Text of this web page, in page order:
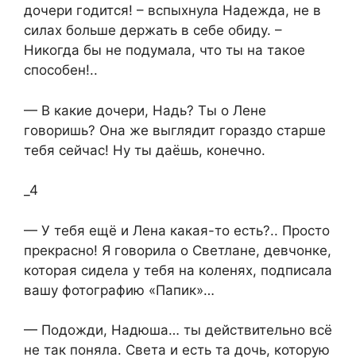
дочери годится! – вспыхнула Надежда, не в
силах больше держать в себе обиду. –
Никогда бы не подумала, что ты на такое
способен!..
— В какие дочери, Надь? Ты о Лене
говоришь? Она же выглядит гораздо старше
тебя сейчас! Ну ты даёшь, конечно.
_4
— У тебя ещё и Лена какая-то есть?.. Просто
прекрасно! Я говорила о Светлане, девчонке,
которая сидела у тебя на коленях, подписала
вашу фотографию «Папик»…
— Подожди, Надюша… ты действительно всё
не так поняла. Света и есть та дочь, которую